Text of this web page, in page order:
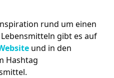
rund um einen
gibt es auf
und in den
Hashtag